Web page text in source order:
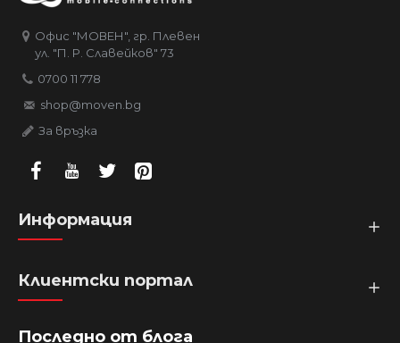
Офис "МОВЕН", гр. Плевен
ул. "П. Р. Славейков" 73
0700 11 778
shop@moven.bg
За връзка
Информация
Клиентски портал
Последно от блога